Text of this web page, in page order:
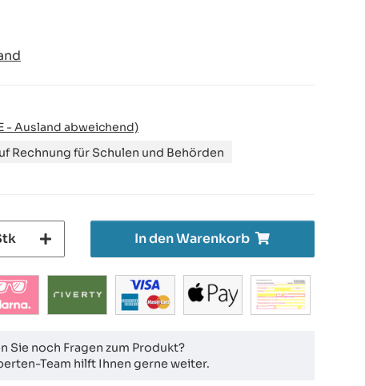
- Ausland abweichend)
Rechnung für Schulen und Behörden
In den Warenkorb
Sie noch Fragen zum Produkt?
Team hilft Ihnen gerne weiter.